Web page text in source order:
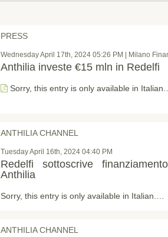
PRESS
Wednesday April 17th, 2024 05:26 PM | Milano
Anthilia investe €15 mln in Redelfi
Sorry, this entry is only available in
ANTHILIA CHANNEL
Tuesday April 16th, 2024 04:40 PM
Redelfi sottoscrive
Anthilia
Sorry, this entry is only available in Italian.…
ANTHILIA CHANNEL